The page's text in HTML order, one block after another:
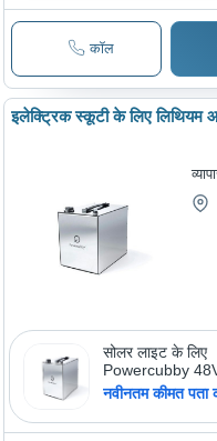
कॉल
इलेक्ट्रिक स्कूटी के लिए लिथियम
सोलर लाइट के लिए
Powercubby
रिचार्जेबल लिथियम
80Ah एम्पीयर-
नवीनतम कीमत पता